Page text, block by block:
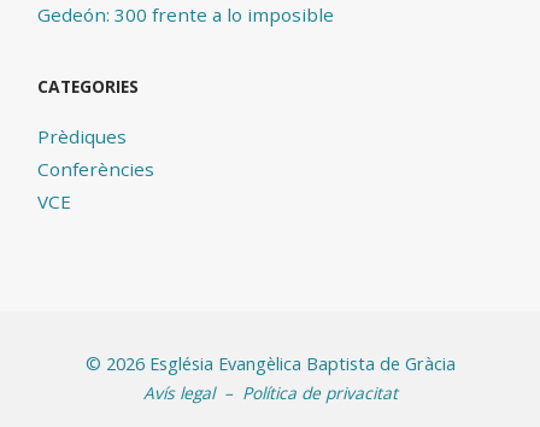
Gedeón: 300 frente a lo imposible
CATEGORIES
Prèdiques
Conferències
VCE
© 2026 Església Evangèlica Baptista de Gràcia
Avís legal– Política de privacitat